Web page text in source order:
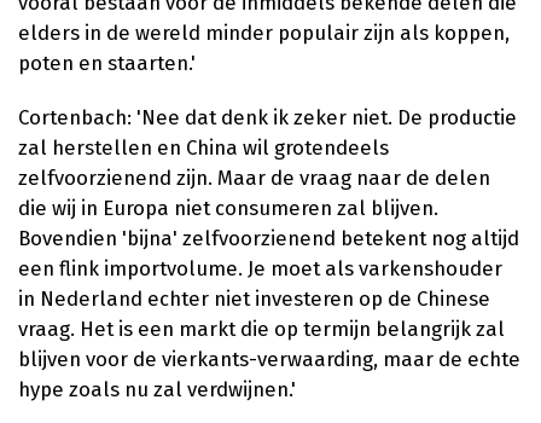
elders in de wereld minder populair zijn als koppen,
poten en staarten.'
Cortenbach: 'Nee dat denk ik zeker niet. De productie
zal herstellen en China wil grotendeels
zelfvoorzienend zijn. Maar de vraag naar de delen
die wij in Europa niet consumeren zal blijven.
Bovendien 'bijna' zelfvoorzienend betekent nog altijd
een flink importvolume. Je moet als varkenshouder
in Nederland echter niet investeren op de Chinese
vraag. Het is een markt die op termijn belangrijk zal
blijven voor de vierkants-verwaarding, maar de echte
hype zoals nu zal verdwijnen.'